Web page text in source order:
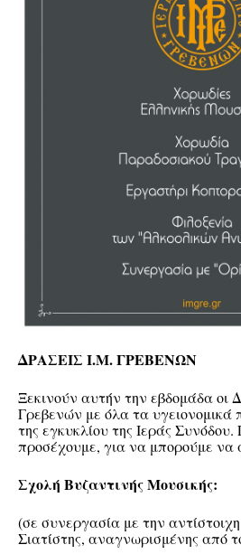
ΔΡΑΣΕΙΣ Ι.Μ. ΓΡΕΒΕΝΩΝ
Ξεκινούν αυτήν την εβδομάδα οι
Γρεβενών με όλα τα υγειονομικά
της εγκυκλίου της Ιεράς Συνόδου.
προσέχουμε, για να μπορούμε να
Σχολή Βυζαντινής Μουσικής:
(σε συνεργασία με την
Σιατίστης, αναγνωρισμένης από